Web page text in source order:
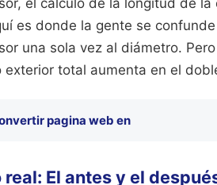
el cálculo de la longitud de
es donde la gente se
una sola vez al diámetro.
total aumenta en el
pagina web en
El antes y el